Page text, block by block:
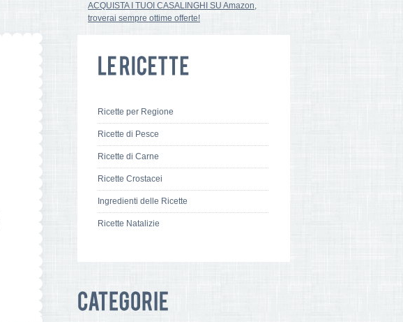
ACQUISTA I TUOI CASALINGHI SU Amazon,
troverai sempre ottime offerte!
Ricette per Regione
Ricette di Pesce
Ricette di Carne
Ricette Crostacei
Ingredienti delle Ricette
Ricette Natalizie